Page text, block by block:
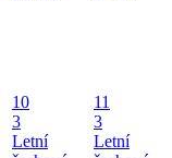
10
3
Letní
11
3
Letní